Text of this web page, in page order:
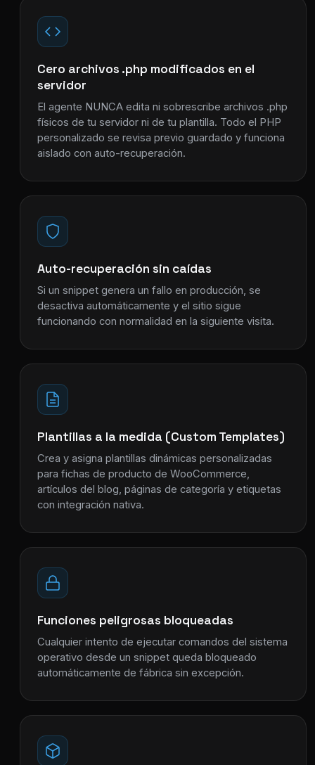
Cero archivos .php modificados en el
servidor
El agente NUNCA edita ni sobrescribe archivos .php
físicos de tu servidor ni de tu plantilla. Todo el PHP
personalizado se revisa previo guardado y funciona
aislado con auto-recuperación.
Auto-recuperación sin caídas
Si un snippet genera un fallo en producción, se
desactiva automáticamente y el sitio sigue
funcionando con normalidad en la siguiente visita.
Plantillas a la medida (Custom Templates)
Crea y asigna plantillas dinámicas personalizadas
para fichas de producto de WooCommerce,
artículos del blog, páginas de categoría y etiquetas
con integración nativa.
Funciones peligrosas bloqueadas
Cualquier intento de ejecutar comandos del sistema
operativo desde un snippet queda bloqueado
automáticamente de fábrica sin excepción.